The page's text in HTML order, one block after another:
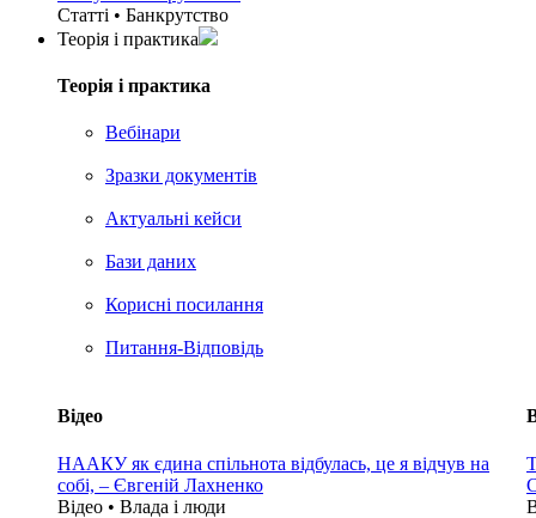
Статті • Банкрутство
Теорія i практика
Теорія i практика
Вебінари
Зразки документів
Актуальні кейси
Бази даних
Корисні посилання
Питання-Відповідь
Відео
НААКУ як єдина спільнота відбулась, це я відчув на
собі, – Євгеній Лахненко
Відео • Влада i люди